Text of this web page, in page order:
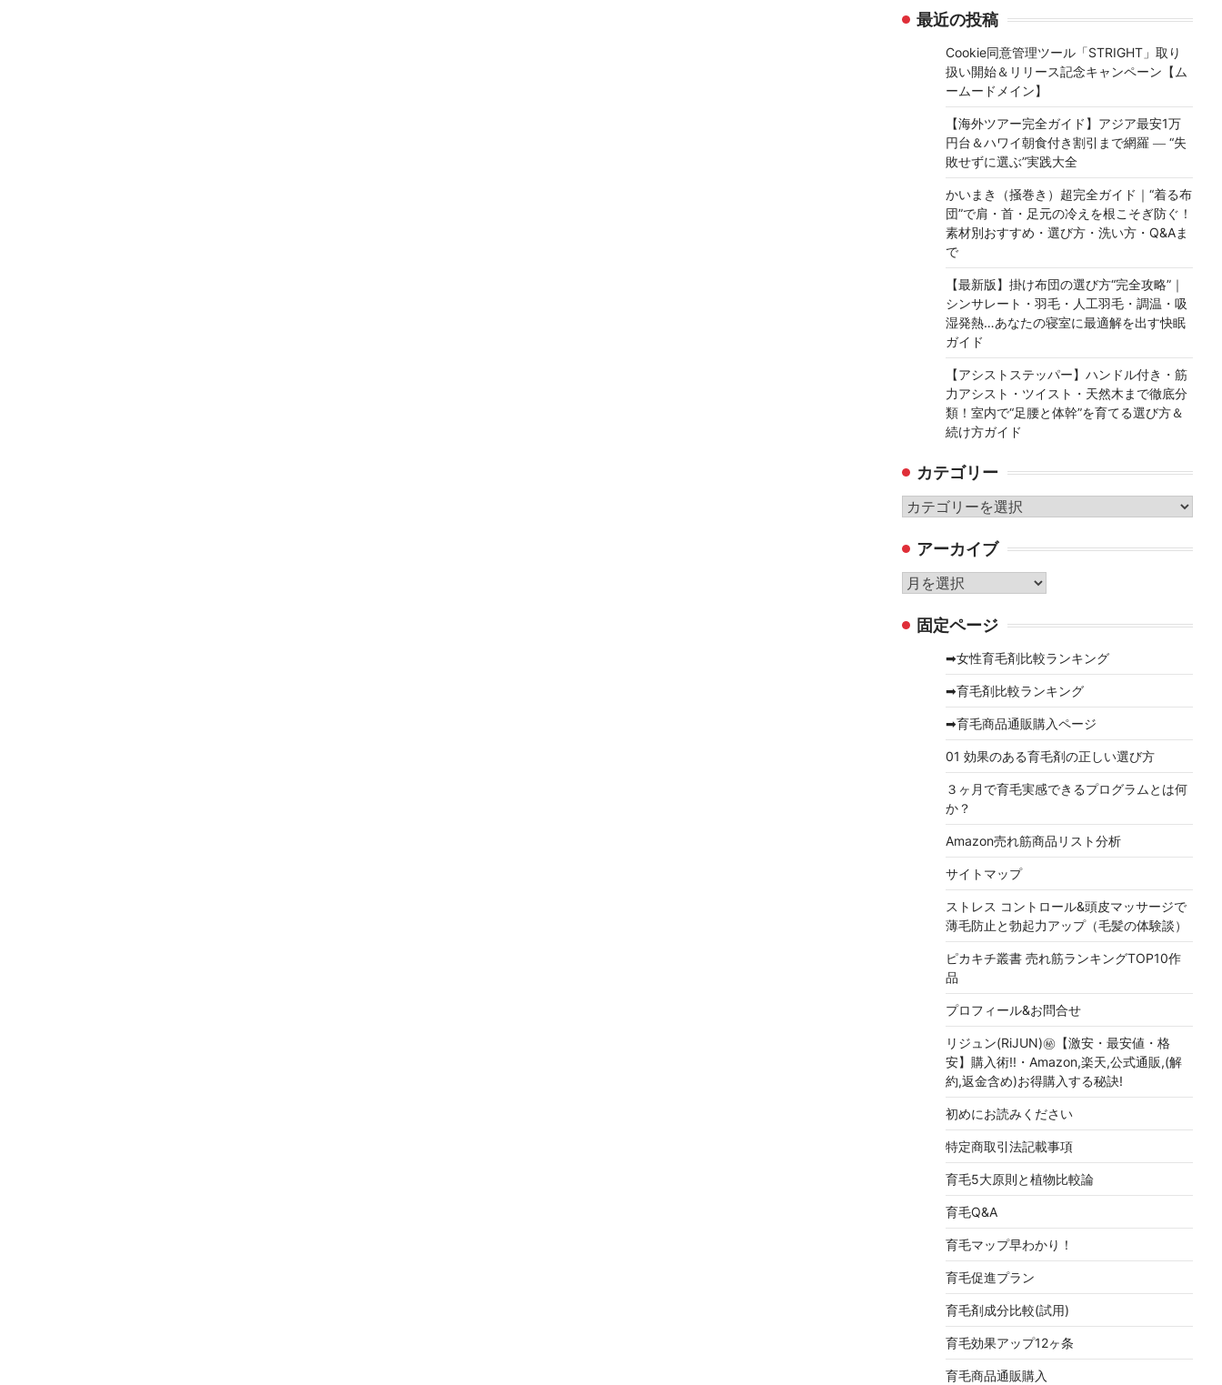
最近の投稿
Cookie同意管理ツール「STRIGHT」取り
扱い開始＆リリース記念キャンペーン【ム
ームードメイン】
【海外ツアー完全ガイド】アジア最安1万
円台＆ハワイ朝食付き割引まで網羅 ― “失
敗せずに選ぶ”実践大全
かいまき（掻巻き）超完全ガイド｜“着る布
団”で肩・首・足元の冷えを根こそぎ防ぐ！
素材別おすすめ・選び方・洗い方・Q&Aま
で
【最新版】掛け布団の選び方“完全攻略”｜
シンサレート・羽毛・人工羽毛・調温・吸
湿発熱…あなたの寝室に最適解を出す快眠
ガイド
【アシストステッパー】ハンドル付き・筋
力アシスト・ツイスト・天然木まで徹底分
類！室内で“足腰と体幹”を育てる選び方＆
続け方ガイド
カテゴリー
カ
ゴ
リ
ー
アーカイブ
ア
カ 固定ページ
➡女性育毛剤比較ランキング
➡育毛剤比較ランキング
➡育毛商品通販購入ページ
01 効果のある育毛剤の正しい選び方
３ヶ月で育毛実感できるプログラムとは何
か？
Amazon売れ筋商品リスト分析
サイトマップ
ストレス コントロール&頭皮マッサージで
薄毛防止と勃起力アップ（毛髪の体験談）
ピカキチ叢書 売れ筋ランキングTOP10作
品
プロフィール&お問合せ
リジュン(RiJUN)㊙【激安・最安値・格
安】購入術!!・Amazon,楽天,公式通販,(解
約,返金含め)お得購入する秘訣!
初めにお読みください
特定商取引法記載事項
育毛5大原則と植物比較論
育毛Q&A
育毛マップ早わかり！
育毛促進プラン
育毛剤成分比較(試用)
育毛効果アップ12ヶ条
育毛商品通販購入